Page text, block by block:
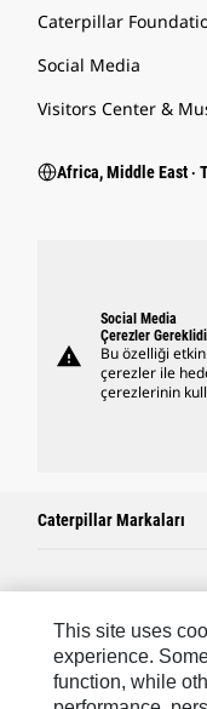
Caterpillar
Social Media
Visitors Center &
Africa, Middle East ‧
warning
Social Media
Çerezler
Bu özelliği
çerezler ile
çerezlerinin
Caterpillar Markaları
Caterpillar Müşteri
Site Haritası
This site uses
experience.
function, while